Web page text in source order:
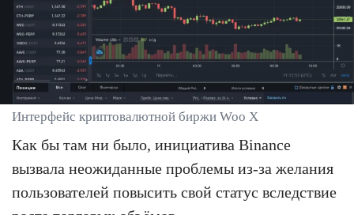
Интерфейс криптовалютной биржи Woo X
Как бы там ни было, инициатива Binance
вызвала неожиданные проблемы из-за желания
пользователей повысить свой статус вследствие